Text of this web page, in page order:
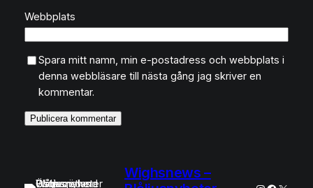
Webbplats
Spara mitt namn, min e-postadress och webbplats i
denna webbläsare till nästa gång jag skriver en
kommentar.
Wighsnews –